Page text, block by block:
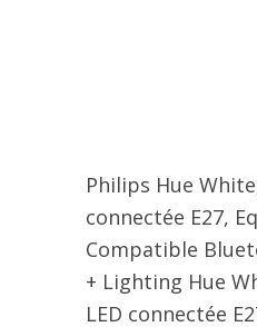
Philips Hue
connectée E27,
Compatible
+ Lighting Hue
LED connectée